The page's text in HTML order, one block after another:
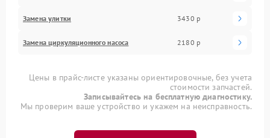
Замена улитки 3430 р
Замена циркуляционного насоса 2180 р
Цены в прайс-листе указаны ориентировочные, без учета
стоимости запчастей.
Записывайтесь на бесплатную диагностику.
Мы проверим ваше устройство и укажем на неисправность.